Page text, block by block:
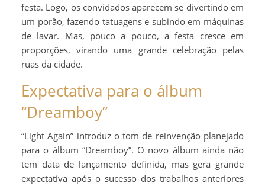
festa. Logo, os convidados aparecem se divertindo em
um porão, fazendo tatuagens e subindo em máquinas
de lavar. Mas, pouco a pouco, a festa cresce em
proporções, virando uma grande celebração pelas
ruas da cidade.
Expectativa para o álbum
“Dreamboy”
“Light Again” introduz o tom de reinvenção planejado
para o álbum “Dreamboy”. O novo álbum ainda não
tem data de lançamento definida, mas gera grande
expectativa após o sucesso dos trabalhos anteriores